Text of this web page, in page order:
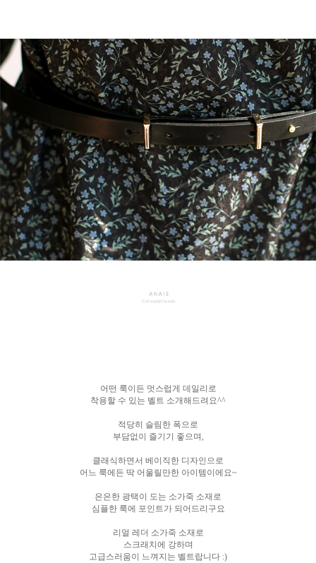
어떤 룩이든 멋스럽게 데일리로
착용할 수 있는 벨트 소개해드려요^^
적당히 슬림한 폭으로
부담없이 즐기기 좋으며,
클래식하면서 베이직한 디자인으로
어느 룩에든 딱 어울릴만한 아이템이에요~
은은한 광택이 도는 소가죽 소재로
심플한 룩에 포인트가 되어드리구요
리얼 레더 소가죽 소재로
스크래치에 강하며
고급스러움이 느껴지는 벨트랍니다 :)